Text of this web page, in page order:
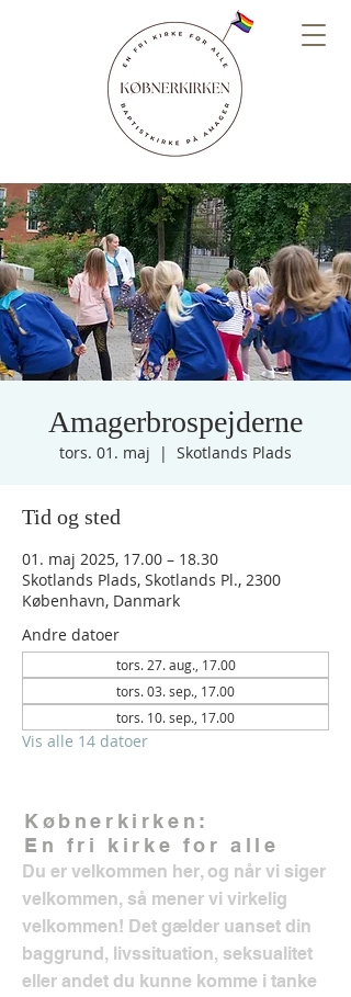
Amagerbrospejderne
tors. 01. maj
  |
Skotlands Plads
Tid og sted
01. maj 2025, 17.00 – 18.30
Skotlands Plads, Skotlands Pl., 2300
København, Danmark
Andre datoer
tors. 27. aug., 17.00
tors. 03. sep., 17.00
tors. 10. sep., 17.00
Vis alle 14 datoer
Købnerkirken:
En fri kirke for alle
Du er velkommen her, og når vi siger
velkommen, så mener vi virkelig
velkommen! Det gælder uanset din
baggrund, livssituation, seksualitet
eller andet du kunne komme i tanke